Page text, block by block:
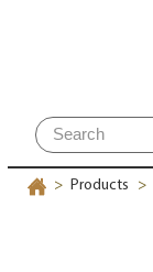
> Products >